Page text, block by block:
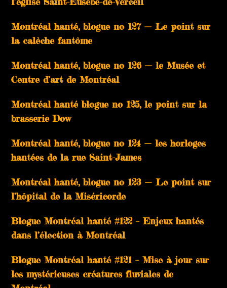
Montréal hanté, blogue no 127 — Le point sur
la calèche fantôme
Montréal hanté, blogue no 126 — le Musée et
Centre d’art de Montréal
Montréal hanté blogue no 125, le point sur la
brasserie Dow
Montréal hanté, blogue no 124 — les horloges
hantées de la rue Saint-James
Montréal hanté, blogue no 123 — Le point sur
l’hôpital de la Miséricorde
Blogue Montréal hanté #122 – Enjeux hantés
dans l’élection à Montréal
Blogue Montréal hanté #121 – Mise à jour sur
les mystérieuses créatures fluviales de